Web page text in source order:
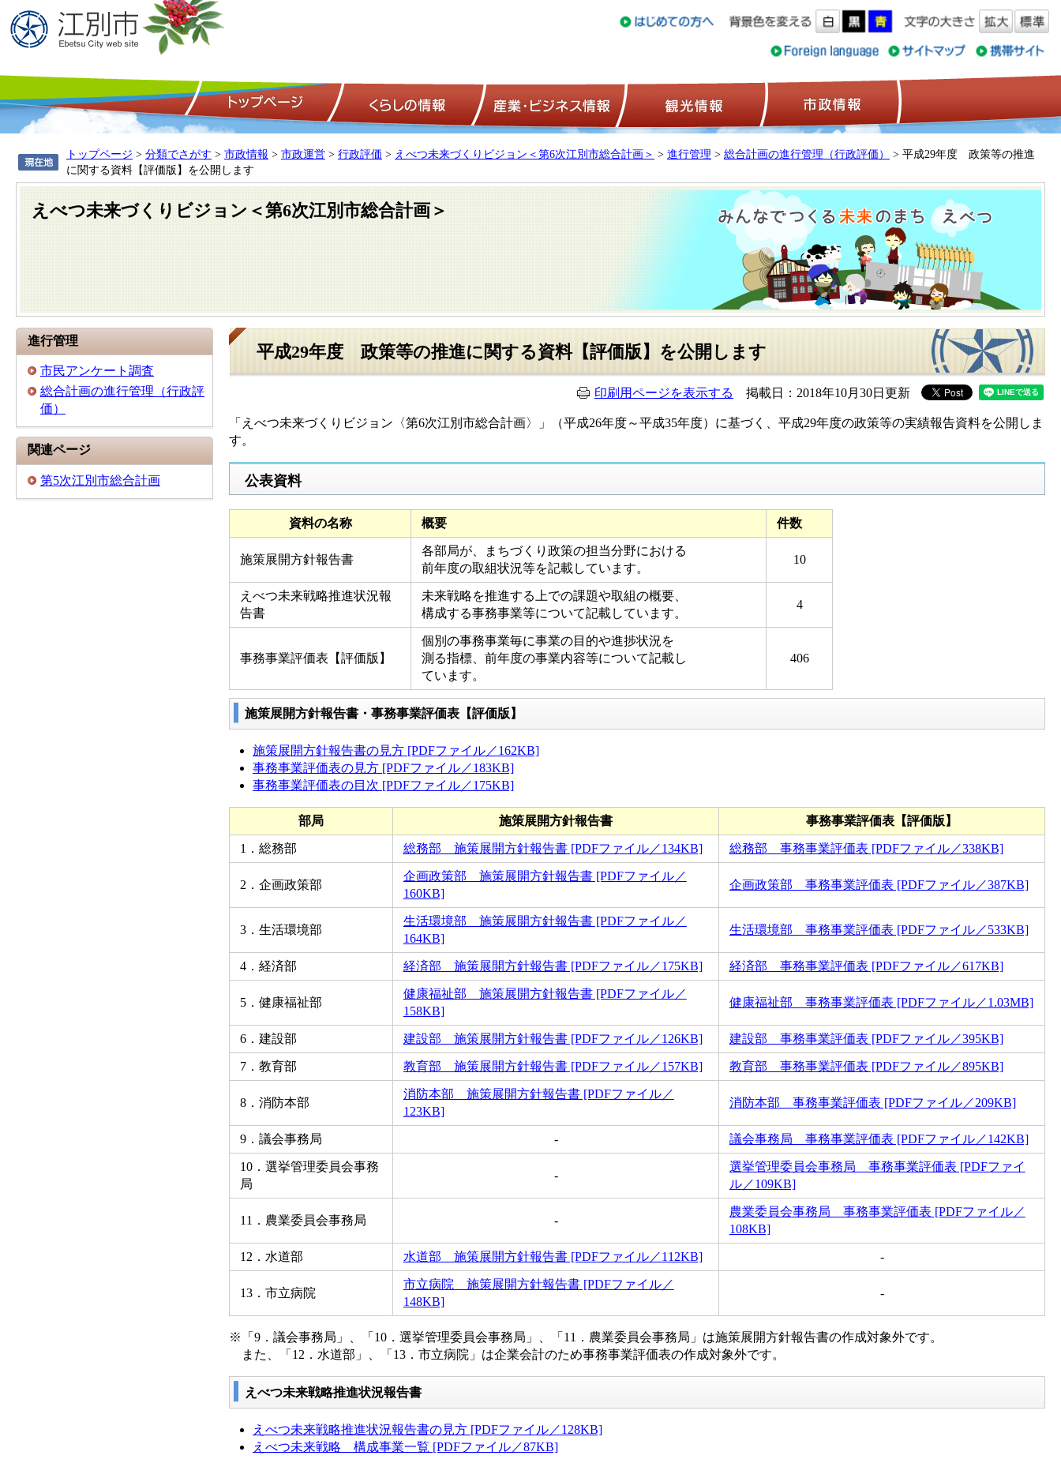
トップページ くらしの情報 産業・ビジネス情報 観光情報
トップページ > 分類でさがす > 市政情報 > 市政運営 > 行政評価 > えべつ未来づくりビジョン＜第6次江別市総合計画＞ > 進行管理 > 総合計画の進行管理（行政評価）
> 平成29年度 政策等の推進
に関する資料【評価版】を公開します
えべつ未来づくりビジョン＜第6次江別市総合計画＞
進行管理
市民アンケート調査
総合計画の進行管理（行政評
価）
関連ページ
第5次江別市総合計画
平成29年度 政策等の推進に関する資料【評価版】を公開します
印刷用ページを表示する 掲載日：2018年10月30日更新
「えべつ未来づくりビジョン〈第6次江別市総合計画〉」（平成26年度～平成35年度）に基づく、平成29年度の政策等の実績報告資料を公開しま
す。
公表資料
資料の名称 概要 件数
施策展開方針報告書
各部局が、まちづくり政策の担当分野における
前年度の取組状況等を記載しています。
10
えべつ未来戦略推進状況報
告書
未来戦略を推進する上での課題や取組の概要、
構成する事務事業等について記載しています。
4
事務事業評価表【評価版】
個別の事務事業毎に事業の目的や進捗状況を
測る指標、前年度の事業内容等について記載し
ています。
406
施策展開方針報告書・事務事業評価表【評価版】
施策展開方針報告書の見方 [PDFファイル／162KB]
事務事業評価表の見方 [PDFファイル／183KB]
事務事業評価表の目次 [PDFファイル／175KB]
部局 施策展開方針報告書 事務事業評価表【評価版】
1．総務部 総務部 施策展開方針報告書 [PDFファイル／134KB] 総務部 事務事業評価表 [PDFファイル／338KB]
2．企画政策部
企画政策部 施策展開方針報告書 [PDFファイル／
160KB]
企画政策部 事務事業評価表 [PDFファイル／387KB]
3．生活環境部
生活環境部 施策展開方針報告書 [PDFファイル／
164KB]
生活環境部 事務事業評価表 [PDFファイル／533KB]
4．経済部 経済部 施策展開方針報告書 [PDFファイル／175KB] 経済部 事務事業評価表 [PDFファイル／617KB]
5．健康福祉部
健康福祉部 施策展開方針報告書 [PDFファイル／
158KB]
健康福祉部 事務事業評価表 [PDFファイル／1.03MB]
6．建設部 建設部 施策展開方針報告書 [PDFファイル／126KB] 建設部 事務事業評価表 [PDFファイル／395KB]
7．教育部 教育部 施策展開方針報告書 [PDFファイル／157KB] 教育部 事務事業評価表 [PDFファイル／895KB]
8．消防本部
消防本部 施策展開方針報告書 [PDFファイル／
123KB]
消防本部 事務事業評価表 [PDFファイル／209KB]
9．議会事務局 - 議会事務局 事務事業評価表 [PDFファイル／142KB]
10．選挙管理委員会事務
局
-
選挙管理委員会事務局 事務事業評価表 [PDFファイ
ル／109KB]
11．農業委員会事務局 -
農業委員会事務局 事務事業評価表 [PDFファイル／
108KB]
12．水道部 水道部 施策展開方針報告書 [PDFファイル／112KB] -
13．市立病院
市立病院 施策展開方針報告書 [PDFファイル／
148KB]
-
※「9．議会事務局」、「10．選挙管理委員会事務局」、「11．農業委員会事務局」は施策展開方針報告書の作成対象外です。
また、「12．水道部」、「13．市立病院」は企業会計のため事務事業評価表の作成対象外です。
えべつ未来戦略推進状況報告書
えべつ未来戦略推進状況報告書の見方 [PDFファイル／128KB]
えべつ未来戦略 構成事業一覧 [PDFファイル／87KB]